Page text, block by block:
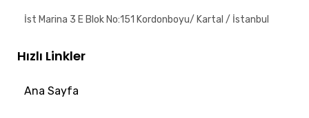
İst Marina 3 E Blok No:151 Kordonboyu/ Kartal / İstanbul
Hızlı Linkler
Ana Sayfa